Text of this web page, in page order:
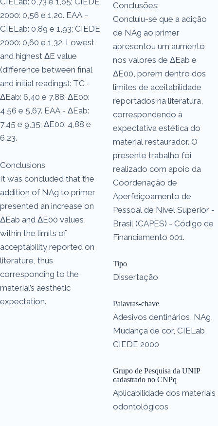
2000: 0,56 e 1,20. EAA –
CIELab: 0,89 e 1,93; CIEDE
2000: 0,60 e 1,32. Lowest
and highest ΔE value
(difference between final
and initial readings): TC -
ΔEab: 6,40 e 7,88; ΔE00:
4,56 e 5,67. EAA - ΔEab:
7,45 e 9,35; ΔE00: 4,88 e
6,23.
Conclusions
It was concluded that the
addition of NAg to primer
presented an increase on
ΔEab and ΔE00 values,
within the limits of
acceptability reported on
literature, thus
corresponding to the
material’s aesthetic
expectation.
Conclusões:
Concluiu-se que a adição
de NAg ao primer
apresentou um aumento
nos valores de ΔEab e
ΔE00, porém dentro dos
limites de aceitabilidade
reportados na literatura,
correspondendo à
expectativa estética do
material restaurador. O
presente trabalho foi
realizado com apoio da
Coordenação de
Aperfeiçoamento de
Pessoal de Nível Superior -
Brasil (CAPES) - Código de
Financiamento 001.
Tipo
Dissertação
Palavras-chave
Adesivos dentinários, NAg,
Mudança de cor, CIELab,
CIEDE 2000
Grupo de Pesquisa da UNIP
cadastrado no CNPq
Aplicabilidade dos materiais
odontológicos